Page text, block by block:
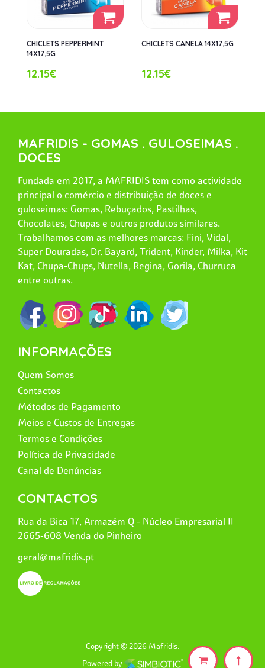
CHICLETS PEPPERMINT
14X17,5G
12.15€
CHICLETS CANELA 14X17,5G
12.15€
MAFRIDIS - GOMAS . GULOSEIMAS .
DOCES
Fundada em 2017, a MAFRIDIS tem como actividade
principal o comércio e distribuição de doces e
guloseimas: Gomas, Rebuçados, Pastilhas,
Chocolates, Chupas e outros produtos similares.
Trabalhamos com as melhores marcas: Fini, Vidal,
Super Douradas, Dr. Bayard, Trident, Kinder, Milka, Kit
Kat, Chupa-Chups, Nutella, Regina, Gorila, Churruca
entre outras.
INFORMAÇÕES
Quem Somos
Contactos
Métodos de Pagamento
Meios e Custos de Entregas
Termos e Condições
Política de Privacidade
Canal de Denúncias
CONTACTOS
Rua da Bica 17, Armazém Q - Núcleo Empresarial II
2665-608 Venda do Pinheiro
geral@mafridis.pt
Copyright © 2026 Mafridis.
Powered by